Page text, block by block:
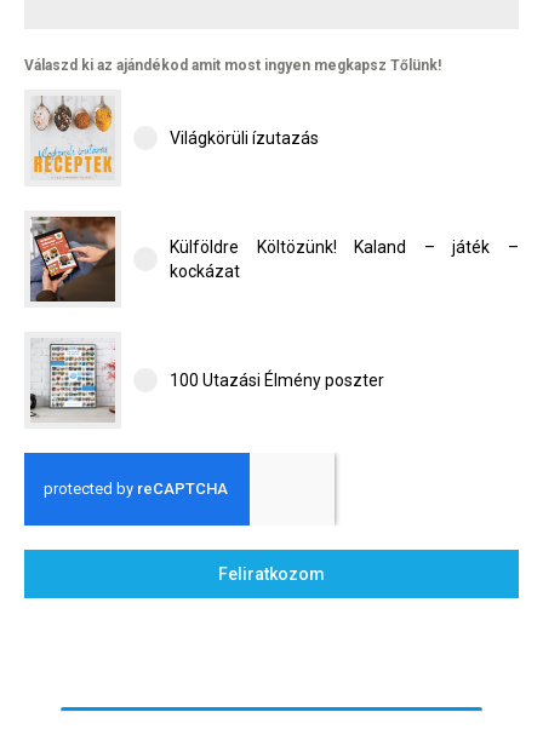
Válaszd ki az ajándékod amit most ingyen megkapsz Tőlünk!
Világkörüli ízutazás
Külföldre Költözünk! Kaland – játék –
kockázat
100 Utazási Élmény poszter
Feliratkozom